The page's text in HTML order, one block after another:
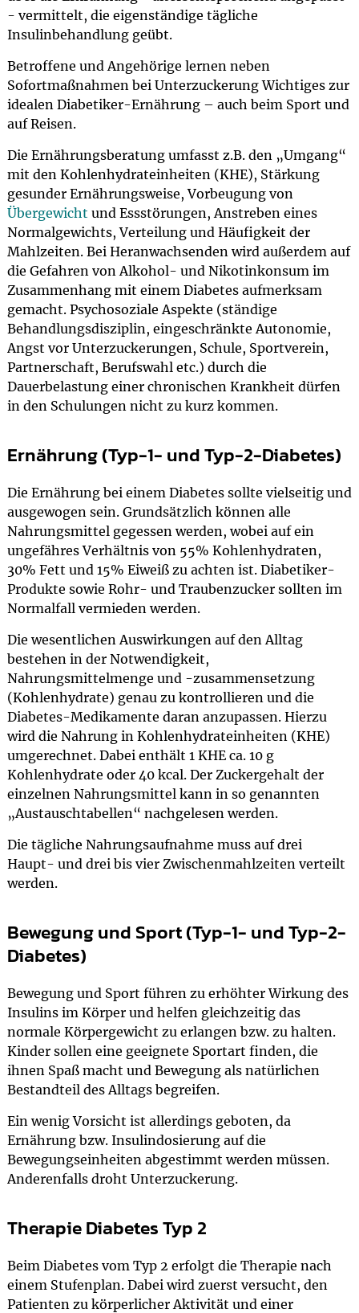
- vermittelt, die eigenständige tägliche
Insulinbehandlung geübt.
Betroffene und Angehörige lernen neben
Sofortmaßnahmen bei Unterzuckerung Wichtiges zur
idealen Diabetiker-Ernährung – auch beim Sport und
auf Reisen.
Die Ernährungsberatung umfasst z.B. den „Umgang“
mit den Kohlenhydrateinheiten (KHE), Stärkung
gesunder Ernährungsweise, Vorbeugung von
Übergewicht und Essstörungen, Anstreben eines
Normalgewichts, Verteilung und Häufigkeit der
Mahlzeiten. Bei Heranwachsenden wird außerdem auf
die Gefahren von Alkohol- und Nikotinkonsum im
Zusammenhang mit einem Diabetes aufmerksam
gemacht. Psychosoziale Aspekte (ständige
Behandlungsdisziplin, eingeschränkte Autonomie,
Angst vor Unterzuckerungen, Schule, Sportverein,
Partnerschaft, Berufswahl etc.) durch die
Dauerbelastung einer chronischen Krankheit dürfen
in den Schulungen nicht zu kurz kommen.
Ernährung (Typ-1- und Typ-2-Diabetes)
Die Ernährung bei einem Diabetes sollte vielseitig und
ausgewogen sein. Grundsätzlich können alle
Nahrungsmittel gegessen werden, wobei auf ein
ungefähres Verhältnis von 55% Kohlenhydraten,
30% Fett und 15% Eiweiß zu achten ist. Diabetiker-
Produkte sowie Rohr- und Traubenzucker sollten im
Normalfall vermieden werden.
Die wesentlichen Auswirkungen auf den Alltag
bestehen in der Notwendigkeit,
Nahrungsmittelmenge und -zusammensetzung
(Kohlenhydrate) genau zu kontrollieren und die
Diabetes-Medikamente daran anzupassen. Hierzu
wird die Nahrung in Kohlenhydrateinheiten (KHE)
umgerechnet. Dabei enthält 1 KHE ca. 10 g
Kohlenhydrate oder 40 kcal. Der Zuckergehalt der
einzelnen Nahrungsmittel kann in so genannten
„Austauschtabellen“ nachgelesen werden.
Die tägliche Nahrungsaufnahme muss auf drei
Haupt- und drei bis vier Zwischenmahlzeiten verteilt
werden.
Bewegung und Sport (Typ-1- und Typ-2-
Diabetes)
Bewegung und Sport führen zu erhöhter Wirkung des
Insulins im Körper und helfen gleichzeitig das
normale Körpergewicht zu erlangen bzw. zu halten.
Kinder sollen eine geeignete Sportart finden, die
ihnen Spaß macht und Bewegung als natürlichen
Bestandteil des Alltags begreifen.
Ein wenig Vorsicht ist allerdings geboten, da
Ernährung bzw. Insulindosierung auf die
Bewegungseinheiten abgestimmt werden müssen.
Anderenfalls droht Unterzuckerung.
Therapie Diabetes Typ 2
Beim Diabetes vom Typ 2 erfolgt die Therapie nach
einem Stufenplan. Dabei wird zuerst versucht, den
Patienten zu körperlicher Aktivität und einer